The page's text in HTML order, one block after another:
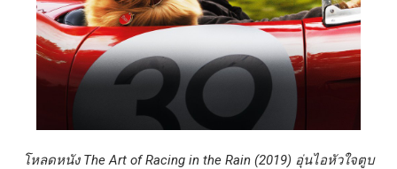
โหลดหนัง The Art of Racing in the Rain (2019) อุ่นไอหัวใจตูบ